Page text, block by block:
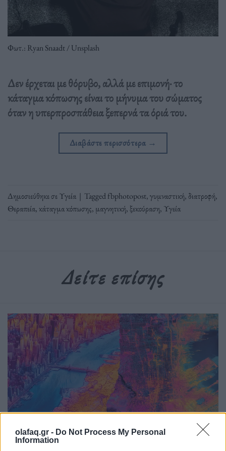
olafaq.gr - Do Not Process My Personal
Information
Φωτ.: Ryan Snaadt / Unsplash
Δεν έρχεται με θόρυβο, αλλά με επιμονή· το
κάταγμα κόπωσης είναι το μήνυμα του σώματος
όταν η υπερπροσπάθεια ξεπερνά τα όριά του.
Διαβάστε περισσότερα →
Δημοσιεύθηκε σεΥγεία | Taggedfbphotopost,γυμναστική,διατροφή,
Θεραπεία,κάταγμα κόπωσης, μαγνητική,ξεκούραση, Υγεία
Δείτε επίσης
Υγεία